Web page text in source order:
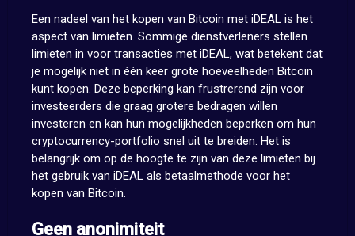
Een nadeel van het kopen van Bitcoin met iDEAL is het
aspect van limieten. Sommige dienstverleners stellen
limieten in voor transacties met iDEAL, wat betekent dat
je mogelijk niet in één keer grote hoeveelheden Bitcoin
kunt kopen. Deze beperking kan frustrerend zijn voor
investeerders die graag grotere bedragen willen
investeren en kan hun mogelijkheden beperken om hun
cryptocurrency-portfolio snel uit te breiden. Het is
belangrijk om op de hoogte te zijn van deze limieten bij
het gebruik van iDEAL als betaalmethode voor het
kopen van Bitcoin.
Geen anonimiteit